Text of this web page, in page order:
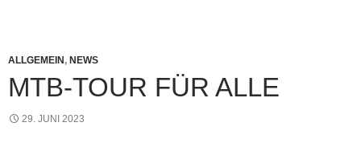
ALLGEMEIN, NEWS
MTB-TOUR FÜR ALLE
29. JUNI 2023